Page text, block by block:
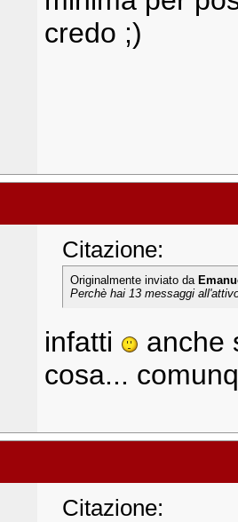
credo ;)
Citazione:
Originalmente inviato da
Perchè hai 13 messaggi
infatti
anche
cosa...
Citazione: